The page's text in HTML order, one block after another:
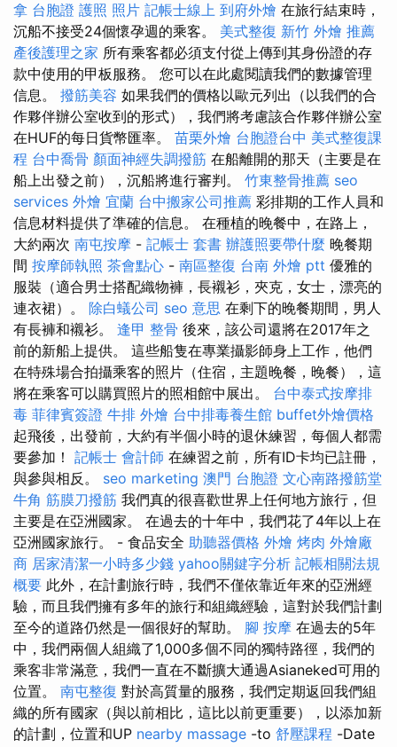
拿 台胞證 護照 照片 記帳士線上 到府外燴 在旅行結束時，
沉船不接受24個懷孕週的乘客。 美式整復 新竹 外燴 推薦
產後護理之家 所有乘客都必須支付從上傳到其身份證的存
款中使用的甲板服務。 您可以在此處閱讀我們的數據管理
信息。 撥筋美容 如果我們的價格以歐元列出（以我們的合
作夥伴辦公室收到的形式），我們將考慮該合作夥伴辦公室
在HUF的每日貨幣匯率。 苗栗外燴 台胞證台中 美式整復課
程 台中喬骨 顏面神經失調撥筋 在船離開的那天（主要是在
船上出發之前），沉船將進行審判。 竹東整骨推薦 seo
services 外燴 宜蘭 台中搬家公司推薦 彩排期的工作人員和
信息材料提供了準確的信息。 在種植的晚餐中，在路上，
大約兩次 南屯按摩 - 記帳士 套書 辦護照要帶什麼 晚餐期
間 按摩師執照 茶會點心 - 南區整復 台南 外燴 ptt 優雅的
服裝（適合男士搭配織物褲，長襯衫，夾克，女士，漂亮的
連衣裙）。 除白蟻公司 seo 意思 在剩下的晚餐期間，男人
有長褲和襯衫。 逢甲 整骨 後來，該公司還將在2017年之
前的新船上提供。 這些船隻在專業攝影師身上工作，他們
在特殊場合拍攝乘客的照片（住宿，主題晚餐，晚餐），這
將在乘客可以購買照片的照相館中展出。 台中泰式按摩排
毒 菲律賓簽證 牛排 外燴 台中排毒養生館 buffet外燴價格
起飛後，出發前，大約有半個小時的退休練習，每個人都需
要參加！ 記帳士 會計師 在練習之前，所有ID卡均已註冊，
與參與相反。 seo marketing 澳門 台胞證 文心南路撥筋堂
牛角 筋膜刀撥筋 我們真的很喜歡世界上任何地方旅行，但
主要是在亞洲國家。 在過去的十年中，我們花了4年以上在
亞洲國家旅行。 - 食品安全 助聽器價格 外燴 烤肉 外燴廠
商 居家清潔一小時多少錢 yahoo關鍵字分析 記帳相關法規
概要 此外，在計劃旅行時，我們不僅依靠近年來的亞洲經
驗，而且我們擁有多年的旅行和組織經驗，這對於我們計劃
至今的道路仍然是一個很好的幫助。 腳 按摩 在過去的5年
中，我們兩個人組織了1,000多個不同的獨特路徑，我們的
乘客非常滿意，我們一直在不斷擴大通過Asianeked可用的
位置。 南屯整復 對於高質量的服務，我們定期返回我們組
織的所有國家（與以前相比，這比以前更重要），以添加新
的計劃，位置和UP nearby massage -to 舒壓課程 -Date